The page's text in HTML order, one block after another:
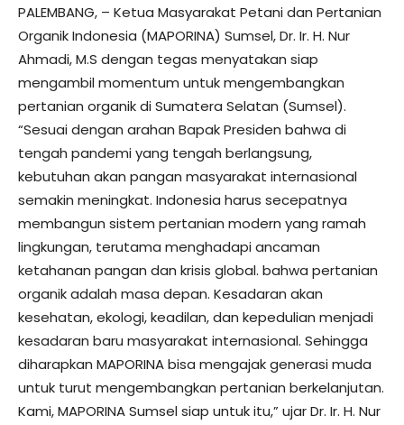
PALEMBANG, – Ketua Masyarakat Petani dan Pertanian
Organik Indonesia (MAPORINA) Sumsel, Dr. Ir. H. Nur
Ahmadi, M.S dengan tegas menyatakan siap
mengambil momentum untuk mengembangkan
pertanian organik di Sumatera Selatan (Sumsel).
“Sesuai dengan arahan Bapak Presiden bahwa di
tengah pandemi yang tengah berlangsung,
kebutuhan akan pangan masyarakat internasional
semakin meningkat. Indonesia harus secepatnya
membangun sistem pertanian modern yang ramah
lingkungan, terutama menghadapi ancaman
ketahanan pangan dan krisis global. bahwa pertanian
organik adalah masa depan. Kesadaran akan
kesehatan, ekologi, keadilan, dan kepedulian menjadi
kesadaran baru masyarakat internasional. Sehingga
diharapkan MAPORINA bisa mengajak generasi muda
untuk turut mengembangkan pertanian berkelanjutan.
Kami, MAPORINA Sumsel siap untuk itu,” ujar Dr. Ir. H. Nur